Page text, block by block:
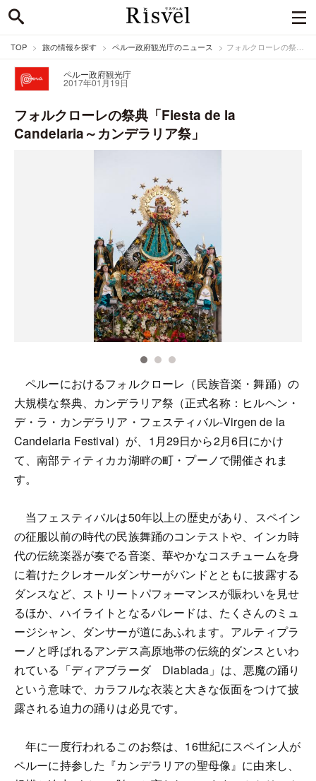
TOP 旅の情報を探す ペルー政府観光庁のニュース フォルクローレの祭典「Fiesta de la Candelaria～カンデラリア祭」
ペルー政府観光庁
2017年01月19日
フォルクローレの祭典「Fiesta de la
Candelaria～カンデラリア祭」
ペルーにおけるフォルクローレ（民族音楽・舞踊）の
大規模な祭典、カンデラリア祭（正式名称：ヒルヘン・
デ・ラ・カンデラリア・フェスティバル‐Virgen de la
Candelaria Festival）が、1月29日から2月6日にかけ
て、南部ティティカカ湖畔の町・プーノで開催されま
す。
当フェスティバルは50年以上の歴史があり、スペイン
の征服以前の時代の民族舞踊のコンテストや、インカ時
代の伝統楽器が奏でる音楽、華やかなコスチュームを身
に着けたクレオールダンサーがバンドとともに披露する
ダンスなど、ストリートパフォーマンスが賑わいを見せ
るほか、ハイライトとなるパレードは、たくさんのミュ
ージシャン、ダンサーが道にあふれます。アルティプラ
ーノと呼ばれるアンデス高原地帯の伝統的ダンスといわ
れている「ディアブラーダ Diablada」は、悪魔の踊り
という意味で、カラフルな衣装と大きな仮面をつけて披
露される迫力の踊りは必見です。
年に一度行われるこのお祭は、16世紀にスペイン人が
ペルーに持参した『カンデラリアの聖母像』に由来し、